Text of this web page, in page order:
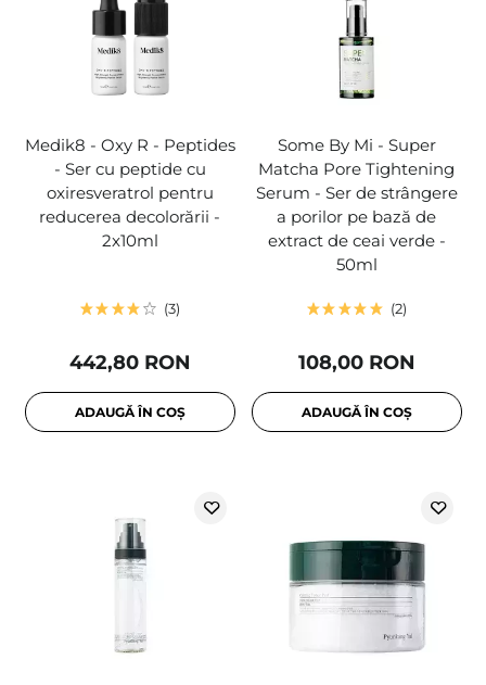
Medik8 - Oxy R - Peptides
- Ser cu peptide cu
oxiresveratrol pentru
reducerea decolorării -
2x10ml
3
442,80 RON
ADAUGĂ ÎN COȘ
Some By Mi - Super
Matcha Pore Tightening
Serum - Ser de strângere
a porilor pe bază de
extract de ceai verde -
50ml
2
108,00 RON
ADAUGĂ ÎN COȘ